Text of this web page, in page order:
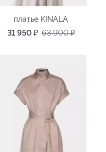
платье KINALA
31 950 ₽ 63 900₽